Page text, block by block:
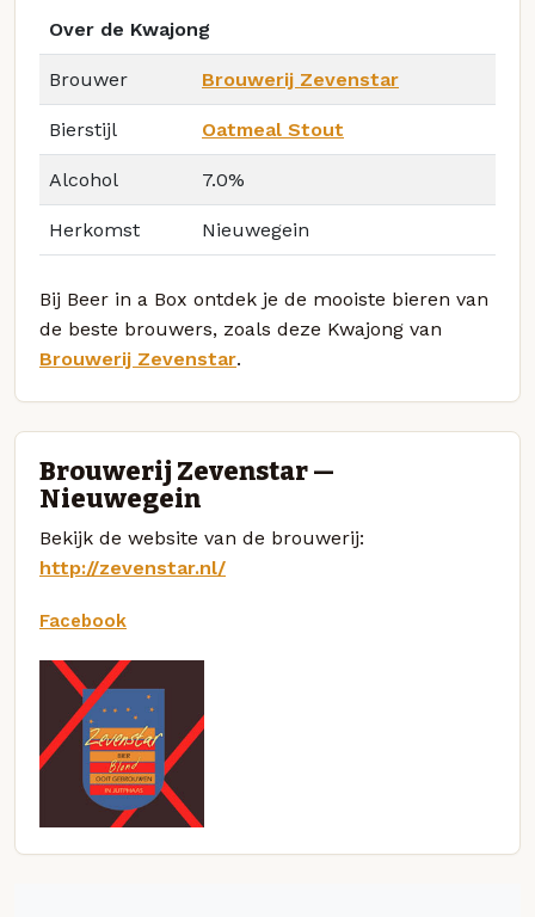
Over de Kwajong
Brouwer Brouwerij Zevenstar
Bierstijl Oatmeal Stout
Alcohol 7.0%
Herkomst Nieuwegein
Bij Beer in a Box ontdek je de mooiste bieren van
de beste brouwers, zoals deze Kwajong van
Brouwerij Zevenstar.
Brouwerij Zevenstar —
Nieuwegein
Bekijk de website van de brouwerij:
http://zevenstar.nl/
Facebook